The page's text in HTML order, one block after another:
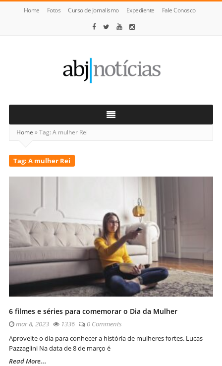
Home Fotos Curso de Jornalismo Expediente Fale Conosco
Notícias
Home »Tag: A mulher Rei
Tag: A mulher Rei
6 filmes e séries para comemorar o Dia da Mulher
mar 8, 2023 1336
0 Comments
Aproveite o dia para conhecer a história de mulheres fortes. Lucas
Pazzaglini Na data de 8 de março é
Read More...